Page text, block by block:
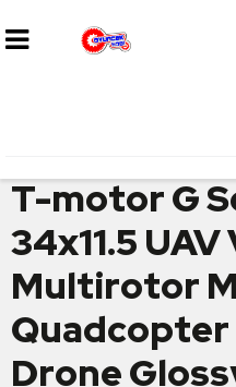
T-motor G
34x11.5 UAV
Multirotor
Drone